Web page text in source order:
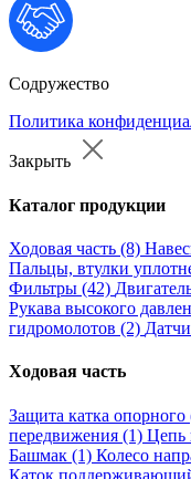
Содружество
Политика
Закрыть
Каталог продукции
Ходовая часть (8)
Пальцы, втулки
Фильтры (42)
Рукава высокого
гидромолотов (2)
Ходовая часть
Защита катка опорного
передвижения (1) Цепь
Башмак (1) Колесо
Каток